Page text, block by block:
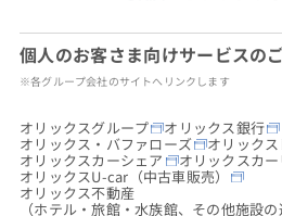
個人のお客さま向けサービスの
※各グループ会社のサイトへリンクします
オリックスグループ オリックス銀行
オリックス・バファローズ オリック
オリックスカーシェア オリックスカ
オリックスU-car（中古車販売）
オリックス不動産
（ホテル・旅館・水族館、その他施設の